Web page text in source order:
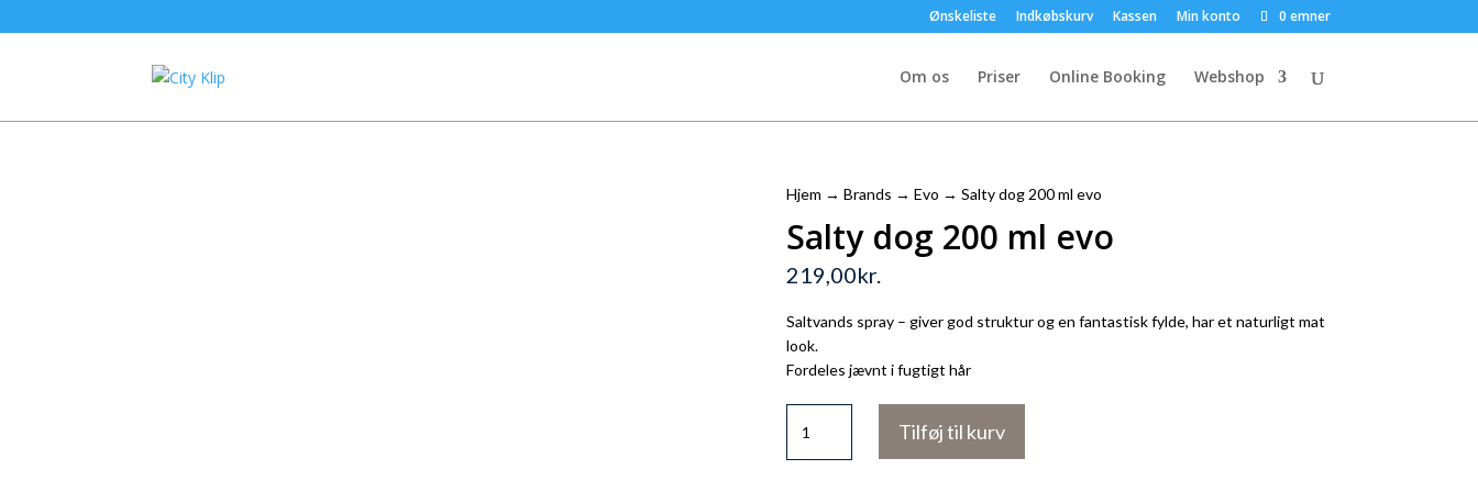
Ønskeliste Indkøbskurv Kassen Min konto 0 emner
Om os Priser Online Booking Webshop
Hjem → Brands → Evo → Salty dog 200 ml evo
Salty dog 200 ml evo
219,00kr.
Saltvands spray – giver god struktur og en fantastisk fylde, har et naturligt mat
look.
Fordeles jævnt i fugtigt hår
dog
200
Tilføj til kurv